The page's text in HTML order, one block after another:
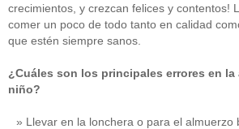
crecimientos, y crezcan felices y contentos!
comer un poco de todo tanto en calidad
que estén siempre sanos.
¿Cuáles son los principales errores en
niño?
Llevar en la lonchera o para el almuerzo